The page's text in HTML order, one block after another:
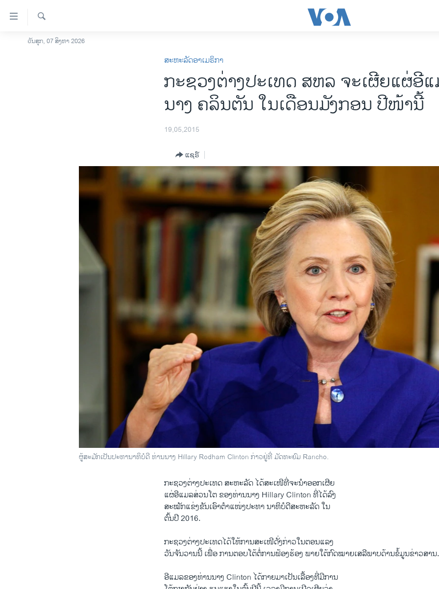
ລິ້ງ
ສຳຫລັບ
ໂຮມເພຈ
ອິດສະຫຼະພາບດ້ານການຂ່າວ
ວິທະຍາສາດ-ເທັກໂນໂລຈີ
ຄົ້ນຫາ
ວັນສຸກ, 07 ສິງຫາ 2026
ສະຫະລັດອາເມຣິກາ
ກະຊວງຕ່າງປະເທດ ສຫລ ຈະເຜີຍແຜ່ອີ
ນາງ ຄລິນຕັນ ໃນເດືອນມັງກອນ ປີໜ້ານີ້
19,05,2015
ແຊຣ໌
ຜູ້ສະມັກເປັນປະທານາທິບໍດີ ທ່ານນາງ Hillary Rodham Clinton ກ່າວຢູ່ທີ່ ມັດທະຍົມ Rancho.
​ກະຊວງ​ຕ່າງປະ​ເທດ ສະຫະລັດ ​ໄດ້​ສະ​ເໜີ​ທີ່ຈະນຳອອກເຜີຍ
ແຜ່ອີ​ແມລສ່ວນໂຕ ຂອງທ່ານ​ນາງ Hillary Clinton ​ທີ່ໄດ້ລົງ
ສະໝັກແຂ່ງຂັນເອົາຕຳແໜ່ງປະທາ ນາທິບໍດີສະຫະລັດ ໃນ​
ຕົ້ນ​ປີ 2016.
ກະຊວງ​ຕ່າງປະ​ເທດໄດ້​ໃຫ້ການສະ​ເໜີ​ດັ່ງກ່າວໃນ​ຕອນ​ແລງ
​ວັນ​ຈັນ​ວານ​ນີ້ ​ເພື່ອ ​ການ​ຕອບ​ໂຕ້​ຕໍ່ການຟ້ອງ​ຮ້ອງ ພາຍ​ໃຕ້​ກົດໝາຍເສລີພາບດ້ານຂໍ້ມູນຂ່າວສານ.
ອີ​ແມລຂອງ​ທ່ານ​ນາງ Clinton ​ໄດ້​ກາຍ​ມາ​ເປັນ​ເລື້ອງ​ທີ່ມີການ